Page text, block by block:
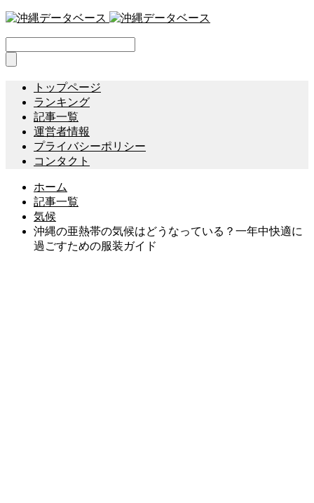
トップページ
ランキング
記事一覧
運営者情報
プライバシーポリシー
コンタクト
ホーム
記事一覧
気候
沖縄の亜熱帯の気候はどうなっている？一年中快適に
過ごすための服装ガイド